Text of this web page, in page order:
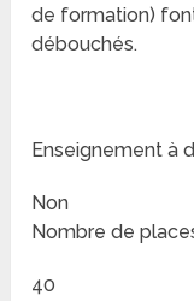
de formation)
débouchés.
Enseignement à
Non
Nombre de
40